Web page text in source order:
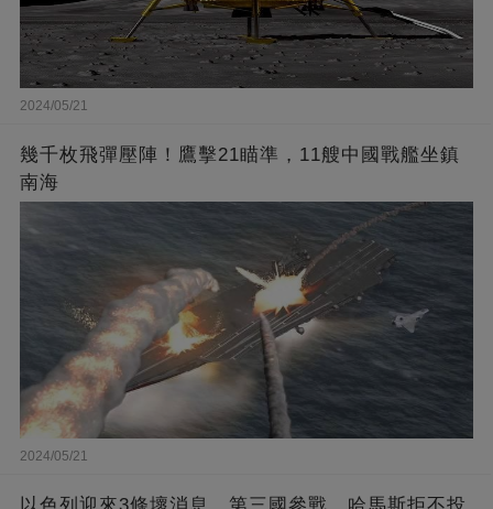
2024/05/21
幾千枚飛彈壓陣！鷹擊21瞄準，11艘中國戰艦坐鎮
南海
2024/05/21